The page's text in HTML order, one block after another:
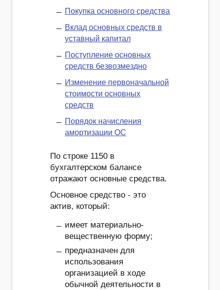
Покупка основного средства
Вклад основных средств в
уставный капитал
Поступление основных
средств безвозмездно
Изменение первоначальной
стоимости основных
средств
Порядок начисления
амортизации OC
По строке 1150 в
бухгалтерском балансе
отражают основные средства.
Основное средство - это
актив, который:
имеет материально-
вещественную форму;
предназначен для
использования
организацией в ходе
обычной деятельности в